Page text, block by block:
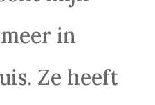
in
Ze heeft